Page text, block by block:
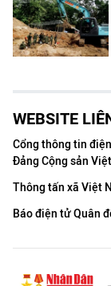
WEBSITE
Cổng thông tin
Đảng Cộng sản
Thông tấn xã Việt
Báo điện tử Quân